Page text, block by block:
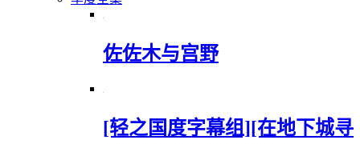
佐佐木与宫野
[轻之国度字幕组][在地下城寻